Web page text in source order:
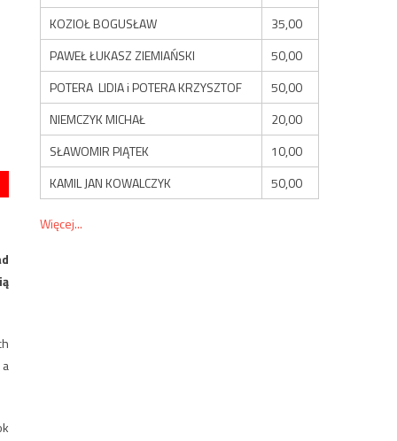
KOZIOŁ BOGUSŁAW
35,00
PAWEŁ ŁUKASZ ZIEMIAŃSKI
50,00
POTERA LIDIA i POTERA KRZYSZTOF
50,00
NIEMCZYK MICHAŁ
20,00
SŁAWOMIR PIĄTEK
10,00
KAMIL JAN KOWALCZYK
50,00
Więcej...